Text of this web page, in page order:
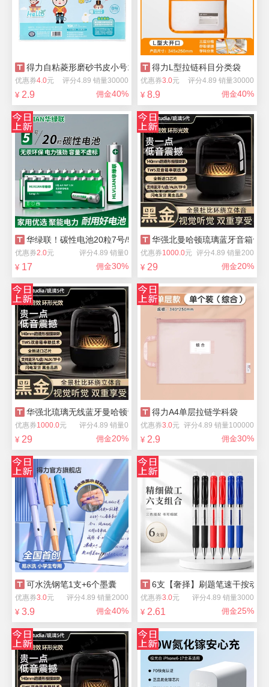
得力自粘菱形磨砂书皮小号10张
优惠券4.0元 评分4.89 销量30000
¥ 2.9 佣金40%
得力L型拉链科目分类袋
优惠券3.0元 评分4.89 销量30000
¥ 8.9 佣金40%
华绿联！碳性电池20粒7号/5号
优惠券2.0元 评分4.89 销量0
¥ 17 佣金30%
华强北曼哈顿琉璃蓝牙音箱卡
优惠券1000.0元 评分4.89 销量200
¥ 29 佣金20%
华强北琉璃无线蓝牙曼哈顿音响
优惠券1000.0元 评分4.89 销量0
¥ 29 佣金20%
得力A4单层拉链学科袋
优惠券3.0元 评分4.89 销量100000
¥ 2.9 佣金30%
可水洗钢笔1支+6个墨囊
优惠券3.0元 评分4.89 销量2000
¥ 3.9 佣金40%
6支【奢择】刷题笔速干按动中
优惠券3.0元 评分4.89 销量3000
¥ 2.61 佣金25%